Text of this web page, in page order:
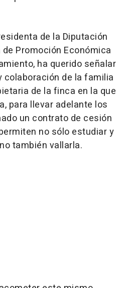
de la Diputación
Promoción Económica
ha querido señalar
colaboración de la familia
de la finca en la que
para llevar adelante los
un contrato de cesión
no sólo estudiar y
también vallarla.